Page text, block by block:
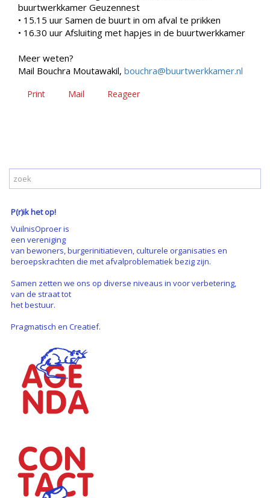
buurtwerkkamer Geuzennest
• 15.15 uur Samen de buurt in om afval te prikken
• 16.30 uur Afsluiting met hapjes in de buurtwerkkamer
Meer weten?
Mail Bouchra Moutawakil, bouchra@buurtwerkkamer.nl
Print Mail Reageer
P(r)ik het op!
VuilnisOproer is
een vereniging
van bewoners, burgerinitiatieven, culturele organisaties en
beroepskrachten die met afvalproblematiek bezig zijn.
Samen zetten we ons op diverse niveaus in voor verbetering,
van de straat tot
het bestuur.
Pragmatisch en Creatief.